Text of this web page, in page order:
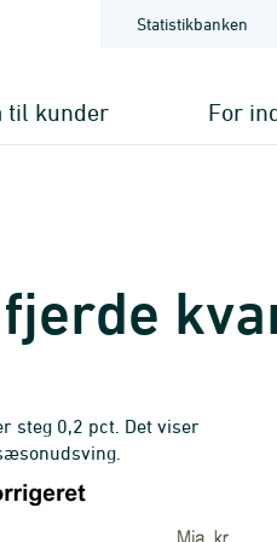
Statistikbanken
til kunder For
steg 0,2 pct. Det viser